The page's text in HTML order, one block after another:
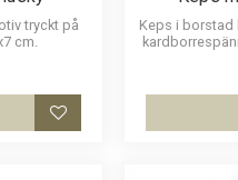
tryckt på
cm.
Lägg till i favoriter
Keps i